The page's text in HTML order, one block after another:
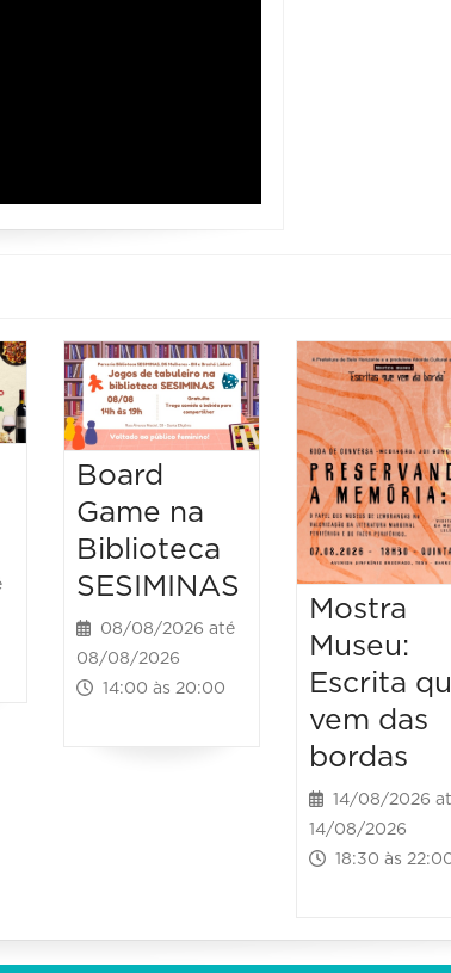
Board
Game na
Biblioteca
SESIMINAS
08/08/2026 até
08/08/2026
14:00 às 20:00
Mostra
Museu:
Escrita
vem das
bordas
14/08/2026
14/08/2026
18:30 às